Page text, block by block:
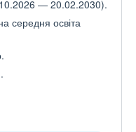
— 20.02.2030).
середня освіта